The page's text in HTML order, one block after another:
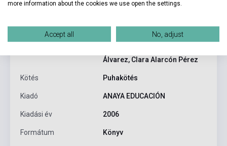
Ángeles Álvarez Martínez, Ana
Álvarez, Clara Alarcón Pérez
Kötés Puhakötés
Kiadó ANAYA EDUCACIÓN
Kiadási év 2006
Formátum Könyv
more information about the cookies we use open the settings.
Accept all No, adjust